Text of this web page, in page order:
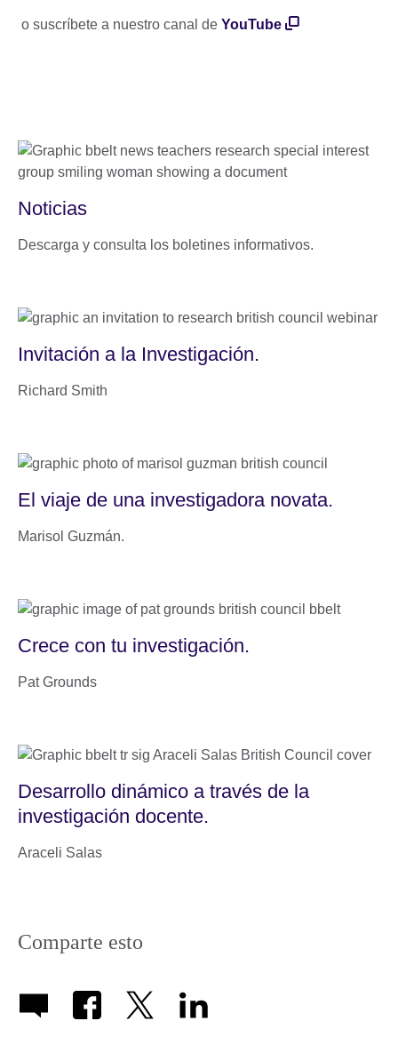
o suscríbete a nuestro canal de YouTube
Noticias
Descarga y consulta los boletines informativos.
Invitación a la Investigación.
Richard Smith
El viaje de una investigadora novata.
Marisol Guzmán.
Crece con tu investigación.
Pat Grounds
Desarrollo dinámico a través de la
investigación docente.
Araceli Salas
Comparte esto